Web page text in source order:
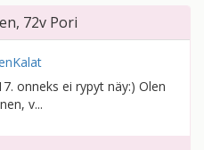
, 72v Pori
onneks ei rypyt näy:) Olen
v...